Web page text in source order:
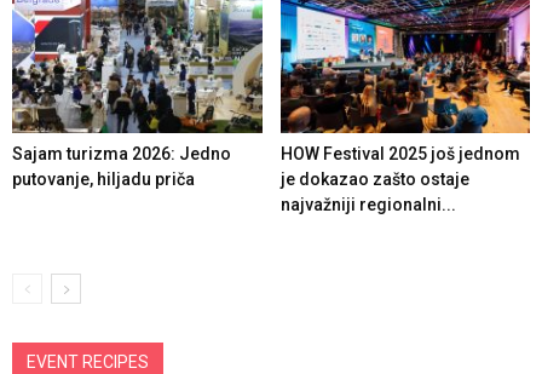
Sajam turizma 2026: Jedno
putovanje, hiljadu priča
HOW Festival 2025 još jednom
je dokazao zašto ostaje
najvažniji regionalni...
EVENT RECIPES